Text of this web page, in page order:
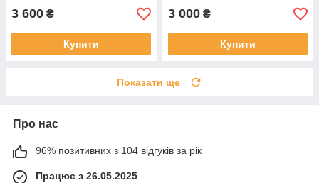
місці
3 600 ₴
Купити
3 000 ₴
Купити
Показати ще
Про нас
96% позитивних з 104 відгуків за рік
Працює з 26.05.2025